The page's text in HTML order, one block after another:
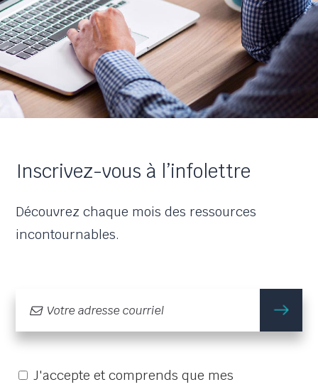
Inscrivez-vous à l’infolettre
Découvrez chaque mois des ressources
incontournables.
J'accepte et comprends que mes